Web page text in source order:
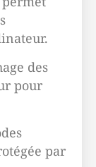
des
pour
par